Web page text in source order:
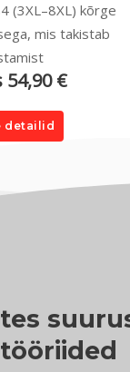
(3XL–8XL) kõrge
mis takistab
54,90 €
detailid
tööriided